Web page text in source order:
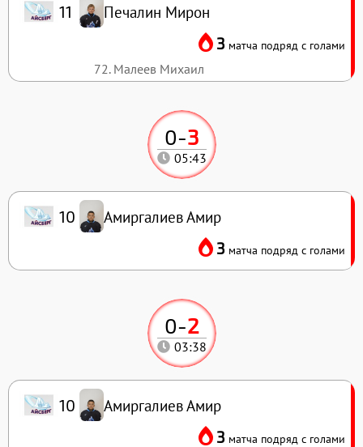
0-2
03:38
10 Амиргалиев Амир
3 матча подряд с голами
0-3
05:43
10 Амиргалиев Амир
3 матча подряд с голами
11 Печалин Мирон
3 матча подряд с голами
72. Малеев Михаил